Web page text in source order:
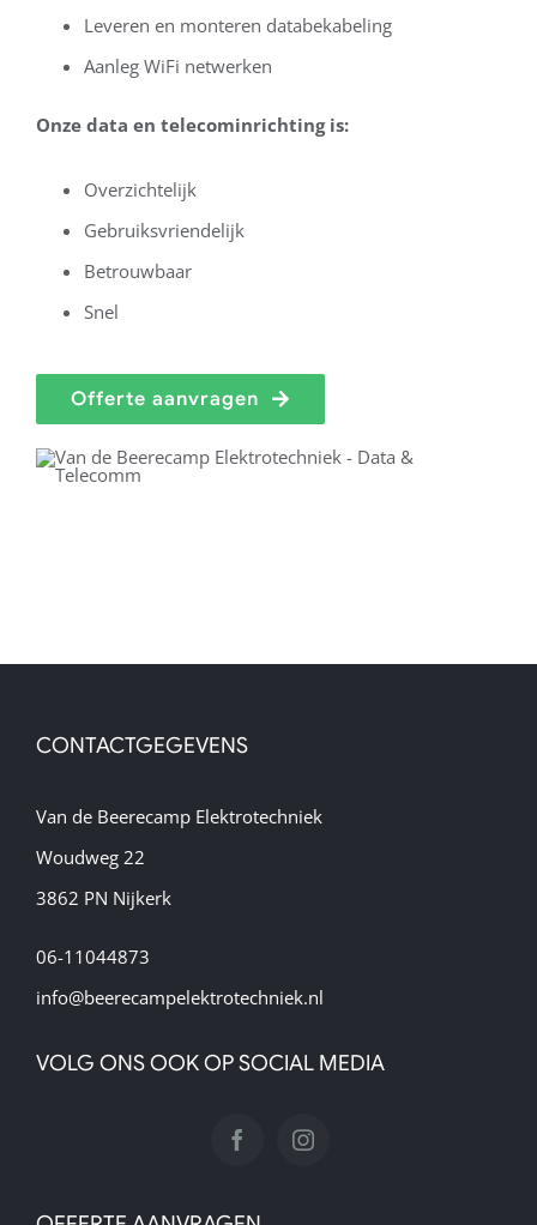
Leveren en monteren databekabeling
Aanleg WiFi netwerken
Onze data en telecominrichting is:
Overzichtelijk
Gebruiksvriendelijk
Betrouwbaar
Snel
Offerte aanvragen
CONTACTGEGEVENS
Van de Beerecamp Elektrotechniek
Woudweg 22
3862 PN Nijkerk
06-11044873
info@beerecampelektrotechniek.nl
VOLG ONS OOK OP SOCIAL MEDIA